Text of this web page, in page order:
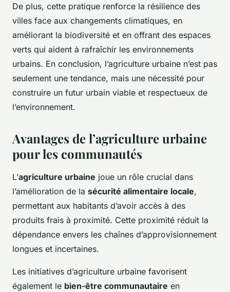
De plus, cette pratique renforce la résilience des
villes face aux changements climatiques, en
améliorant la biodiversité et en offrant des espaces
verts qui aident à rafraîchir les environnements
urbains. En conclusion, l’agriculture urbaine n’est pas
seulement une tendance, mais une nécessité pour
construire un futur urbain viable et respectueux de
l’environnement.
Avantages de l’agriculture urbaine
pour les communautés
L’agriculture urbaine joue un rôle crucial dans
l’amélioration de la sécurité alimentaire locale,
permettant aux habitants d’avoir accès à des
produits frais à proximité. Cette proximité réduit la
dépendance envers les chaînes d’approvisionnement
longues et incertaines.
Les initiatives d’agriculture urbaine favorisent
également le bien-être communautaire en